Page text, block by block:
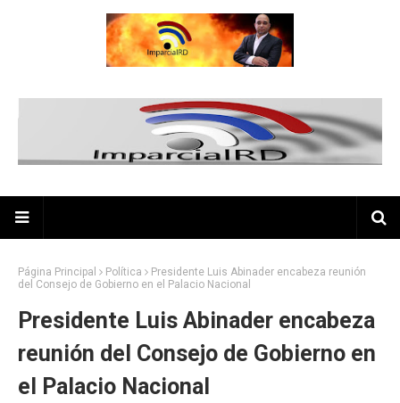
Página Principal Política
Presidente Luis Abinader encabeza reunión
del Consejo de Gobierno en el Palacio Nacional
Presidente Luis Abinader encabeza
reunión del Consejo de Gobierno en
el Palacio Nacional